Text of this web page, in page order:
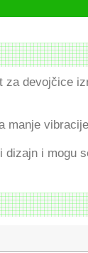
devojčice
manje
i mogu